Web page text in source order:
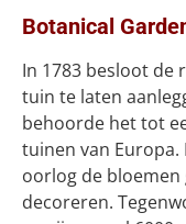
Botanical
In 1783 besloot de
tuin te laten
behoorde het tot
tuinen van Europa.
oorlog de
decoreren.